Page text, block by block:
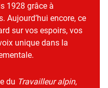
1928 grâce à
Aujourd’hui encore, ce
sur vos espoirs, vos
unique dans la
du Travailleur alpin,